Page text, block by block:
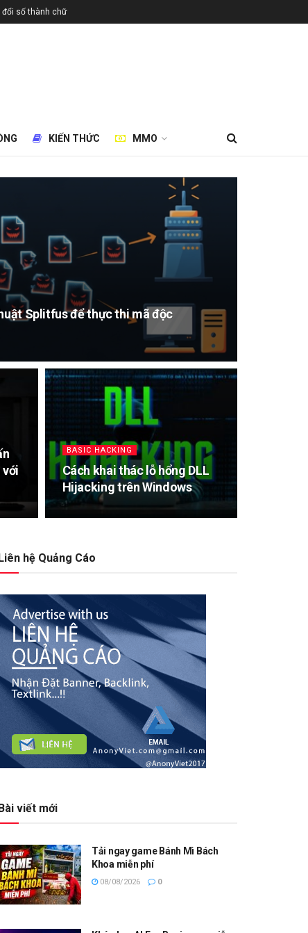
đổi số thành chữ
KIẾN THỨC MMO
Splitfus để thực thi mã độc
BASIC HACKING
Cách khai thác lỗ hổng DLL
Hijacking trên Windows
hệ Quảng Cáo
viết mới
Tải ngay game Bánh Mì Bách
Khoa miễn phí
08/08/2026 0